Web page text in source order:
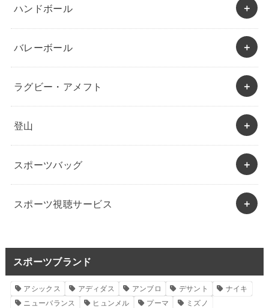
ハンドボール
バレーボール
ラグビー・アメフト
登山
スポーツバッグ
スポーツ視聴サービス
スポーツブランド
アシックス アディダス アンブロ デサント
ナイキ
ニューバランス
ヒュンメル プーマ
ミズノ